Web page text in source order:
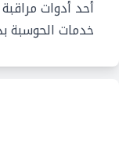
خدمات الحوسبة